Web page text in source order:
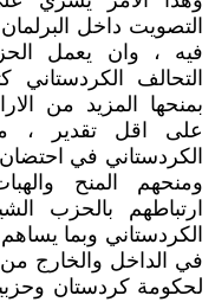
التصويت داخل
فيه ، وان يعمل
التحالف
بمنحها المزيد من
على اقل تقدير ،
الكردستاني في
ومنحهم المنح
ارتباطهم بالحزب
الكردستاني وبما
في الداخل والخارج
لحكومة كردستان